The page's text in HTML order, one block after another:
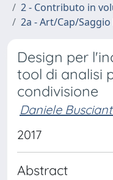
2 - Contributo in
2a - Art/Cap/
Design per
tool di analisi
condivisione
Daniele
2017
Abstract